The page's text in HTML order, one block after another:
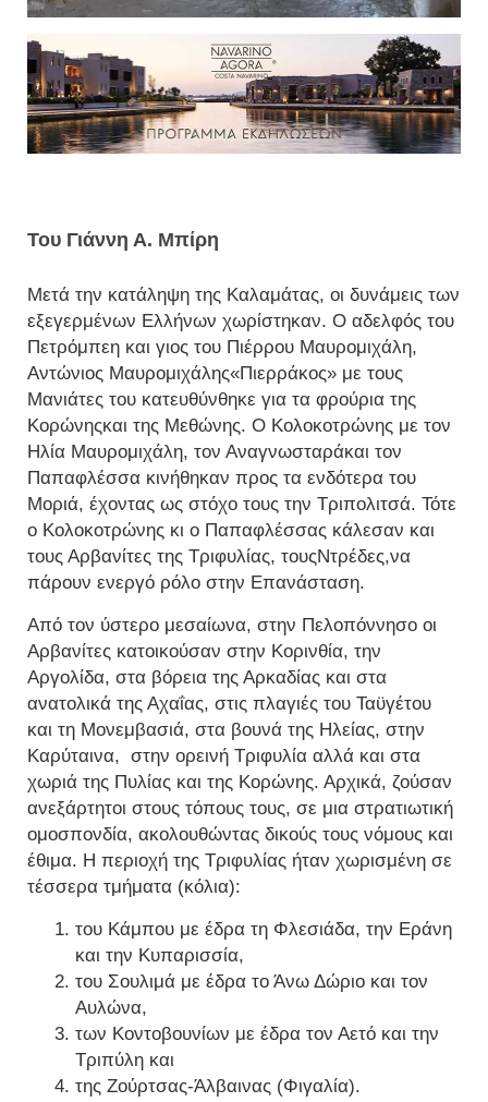
Του Γιάννη Α. Μπίρη
Μετά την κατάληψη της Καλαμάτας, οι δυνάμεις των
εξεγερμένων Ελλήνων χωρίστηκαν. Ο αδελφός του
Πετρόμπεη και γιος του Πιέρρου Μαυρομιχάλη,
Αντώνιος Μαυρομιχάλης«Πιερράκος» με τους
Μανιάτες του κατευθύνθηκε για τα φρούρια της
Κορώνηςκαι της Μεθώνης. Ο Κολοκοτρώνης με τον
Ηλία Μαυρομιχάλη, τον Αναγνωσταράκαι τον
Παπαφλέσσα κινήθηκαν προς τα ενδότερα του
Μοριά, έχοντας ως στόχο τους την Τριπολιτσά. Τότε
ο Κολοκοτρώνης κι ο Παπαφλέσσας κάλεσαν και
τους Αρβανίτες της Τριφυλίας, τουςΝτρέδες,να
πάρουν ενεργό ρόλο στην Επανάσταση.
Από τον ύστερο μεσαίωνα, στην Πελοπόννησο οι
Αρβανίτες κατοικούσαν στην Κορινθία, την
Αργολίδα, στα βόρεια της Αρκαδίας και στα
ανατολικά της Αχαΐας, στις πλαγιές του Ταϋγέτου
και τη Μονεμβασιά, στα βουνά της Ηλείας, στην
Καρύταινα, στην ορεινή Τριφυλία αλλά και στα
χωριά της Πυλίας και της Κορώνης. Αρχικά, ζούσαν
ανεξάρτητοι στους τόπους τους, σε μια στρατιωτική
ομοσπονδία, ακολουθώντας δικούς τους νόμους και
έθιμα. Η περιοχή της Τριφυλίας ήταν χωρισμένη σε
τέσσερα τμήματα (κόλια):
του Κάμπου με έδρα τη Φλεσιάδα, την Εράνη
και την Κυπαρισσία,
του Σουλιμά με έδρα το Άνω Δώριο και τον
Αυλώνα,
των Κοντοβουνίων με έδρα τον Αετό και την
Τριπύλη και
της Ζούρτσας-Άλβαινας (Φιγαλία).